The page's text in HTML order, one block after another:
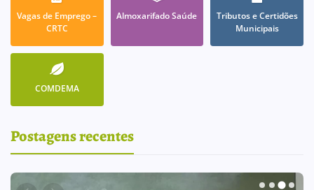
Vagas de Emprego –
CRTC
Almoxarifado Saúde
Tributos e Certidões
Municipais
COMDEMA
Postagens recentes